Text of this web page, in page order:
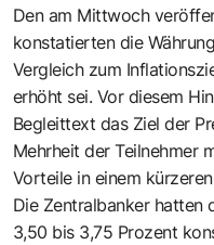
Den am Mittwoch
konstatierten die
Vergleich zum
erhöht sei. Vor diesem
Begleittext das Ziel der
Mehrheit der Teilnehmer
Vorteile in einem
Die Zentralbanker hatten
3,50 bis 3,75 Prozent